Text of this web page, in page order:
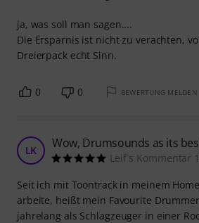
ja, was soll man sagen....
Die Ersparnis ist nicht zu verachten,
Dreierpack echt Sinn.
0 0 BEWERTUNG MELDEN
LK Wow, Drumsounds as its
Leif´s Kommentar
Seit ich mit Toontrack in meinem
arbeite, heißt mein Favourite
jahrelang als Schlagzeuger in einer